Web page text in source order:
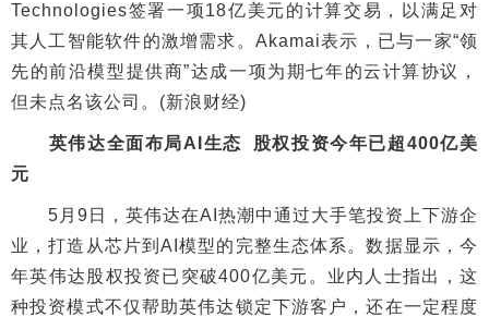
Technologies签署一项18亿美元的计算交易，以满足对
其人工智能软件的激增需求。Akamai表示，已与一家“领
先的前沿模型提供商”达成一项为期七年的云计算协议，
但未点名该公司。(新浪财经)
英伟达全面布局AI生态 股权投资今年已超400亿美
元
5月9日，英伟达在AI热潮中通过大手笔投资上下游企
业，打造从芯片到AI模型的完整生态体系。数据显示，今
年英伟达股权投资已突破400亿美元。业内人士指出，这
种投资模式不仅帮助英伟达锁定下游客户，还在一定程度